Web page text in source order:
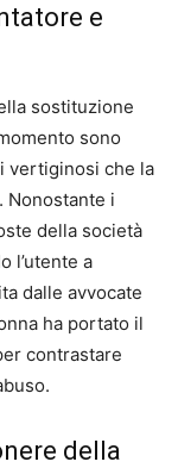
e
sostituzione
sono
vertiginosi che la
Nonostante i
della società
l’utente a
dalle avvocate
ha portato il
contrastare
della